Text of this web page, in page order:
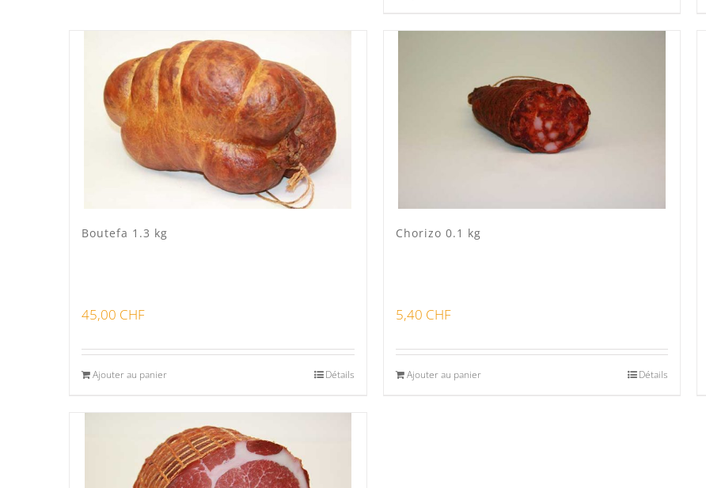
Boutefa 1.3 kg
45,00 CHF
Ajouter au panier Détails
Chorizo 0.1 kg
5,40 CHF
Ajouter au panier Détails